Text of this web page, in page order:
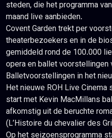
steden, die het programma
maand live aanbieden.
Covent Garden trekt per
theaterbezoekers en in de
gemiddeld rond de 100.000
opera en ballet voorstellingen
Balletvoorstellingen in het
Het nieuwe ROH Live
start met Kevin MacMillans
afkomstig uit de beruchte
(L’Histoire du chevalier des